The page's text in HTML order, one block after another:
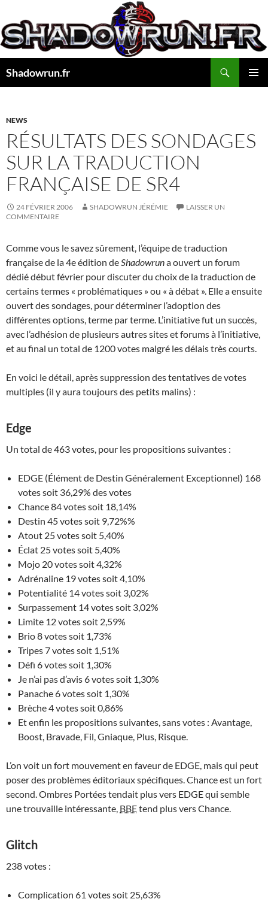
au
contenu
Shadowrun.fr
NEWS
RÉSULTATS DES SONDAGES
SUR LA TRADUCTION
FRANÇAISE DE SR4
24 FÉVRIER 2006 SHADOWRUN JÉRÉMIE
LAISSER UN
COMMENTAIRE
Comme vous le savez sûrement, l’équipe de traduction
française de la 4e édition deShadowruna ouvert un forum
dédié début février pour discuter du choix de la traduction de
certains termes « problématiques » ou « à débat ». Elle a ensuite
ouvert des sondages, pour déterminer l’adoption des
différentes options, terme par terme. L’initiative fut un succès,
avec l’adhésion de plusieurs autres sites et forums à l’initiative,
et au final un total de 1200 votes malgré les délais très courts.
En voici le détail, après suppression des tentatives de votes
multiples (il y aura toujours des petits malins) :
Edge
Un total de 463 votes, pour les propositions suivantes :
EDGE (Élément de Destin Généralement Exceptionnel) 168
votes soit 36,29% des votes
Chance 84 votes soit 18,14%
Destin 45 votes soit 9,72%%
Atout 25 votes soit 5,40%
Éclat 25 votes soit 5,40%
Mojo 20 votes soit 4,32%
Adrénaline 19 votes soit 4,10%
Potentialité 14 votes soit 3,02%
Surpassement 14 votes soit 3,02%
Limite 12 votes soit 2,59%
Brio 8 votes soit 1,73%
Tripes 7 votes soit 1,51%
Défi 6 votes soit 1,30%
Je n’ai pas d’avis 6 votes soit 1,30%
Panache 6 votes soit 1,30%
Brèche 4 votes soit 0,86%
Et enfin les propositions suivantes, sans votes : Avantage,
Boost, Bravade, Fil, Gniaque, Plus, Risque.
L’on voit un fort mouvement en faveur de EDGE, mais qui peut
poser des problèmes éditoriaux spécifiques. Chance est un fort
second. Ombres Portées tendait plus vers EDGE qui semble
une trouvaille intéressante, BBEtend plus vers Chance.
Glitch
238 votes :
Complication 61 votes soit 25,63%